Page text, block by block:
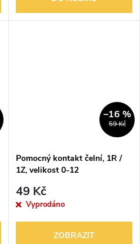
59 Kč
–16 %
Pomocný kontakt čelní, 1R /
1Z, velikost 0-12
49 Kč
Vyprodáno
ZOBRAZIT